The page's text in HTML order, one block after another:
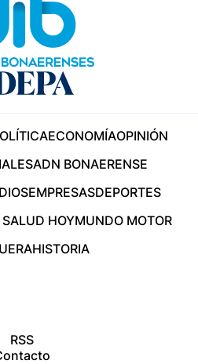
ECONOMÍAOPINIÓN
ADN BONAERENSE
EMPRESASDEPORTES
HOYMUNDO MOTOR
HISTORIA
RSS